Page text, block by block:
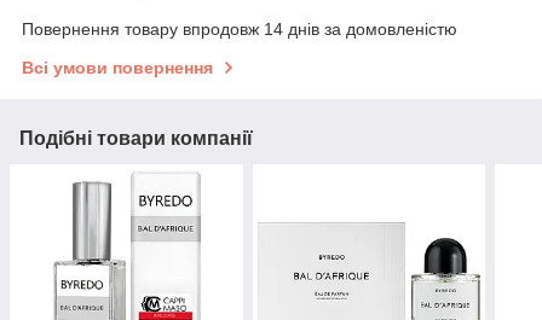
Повернення товару впродовж 14 днів за домовленістю
Всі умови повернення
Подібні товари компанії